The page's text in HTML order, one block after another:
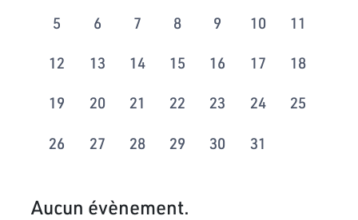
5 6 7 8 9 10 11
12 13 14 15 16 17 18
19 20 21 22 23 24 25
26 27 28 29 30 31
Aucun évènement.